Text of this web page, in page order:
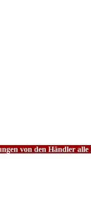
von den Händler